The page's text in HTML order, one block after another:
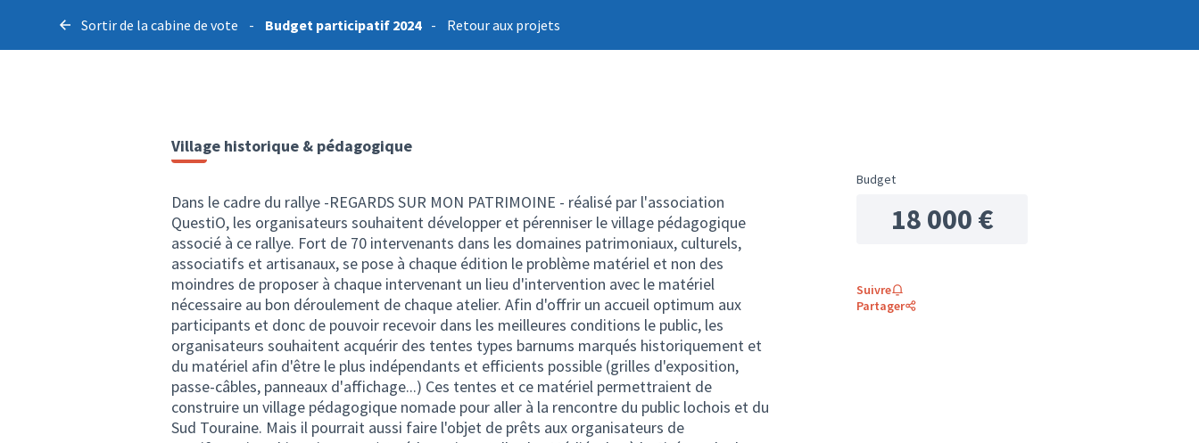
Sortir de la cabine de vote - Budget participatif 2024 - Retour aux projets
Village historique & pédagogique
Dans le cadre du rallye -REGARDS SUR MON PATRIMOINE - réalisé par l'association
QuestiO, les organisateurs souhaitent développer et pérenniser le village pédagogique
associé à ce rallye. Fort de 70 intervenants dans les domaines patrimoniaux, culturels,
associatifs et artisanaux, se pose à chaque édition le problème matériel et non des
moindres de proposer à chaque intervenant un lieu d'intervention avec le matériel
nécessaire au bon déroulement de chaque atelier. Afin d'offrir un accueil optimum aux
participants et donc de pouvoir recevoir dans les meilleures conditions le public, les
organisateurs souhaitent acquérir des tentes types barnums marqués historiquement et
du matériel afin d'être le plus indépendants et efficients possible (grilles d'exposition,
passe-câbles, panneaux d'affichage...) Ces tentes et ce matériel permettraient de
construire un village pédagogique nomade pour aller à la rencontre du public lochois et du
Sud Touraine. Mais il pourrait aussi faire l'objet de prêts aux organisateurs de
Budget
18 000 €
Suivre
Partager